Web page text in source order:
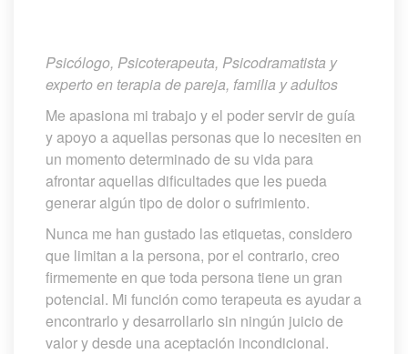
Psicólogo, Psicoterapeuta, Psicodramatista y
experto en terapia de pareja, familia y adulto
Me apasiona mi trabajo y el poder servir de guía
y apoyo a aquellas personas que lo necesiten en
un momento determinado de su vida para
afrontar aquellas dificultades que les pueda
generar algún tipo de dolor o sufrimiento.
Nunca me han gustado las etiquetas, considero
que limitan a la persona, por el contrario, creo
firmemente en que toda persona tiene un gran
potencial. Mi función como terapeuta es ayudar a
encontrarlo y desarrollarlo sin ningún juicio de
valor y desde una aceptación incondicional.